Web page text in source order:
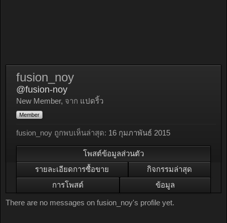
fusion_noy
@fusion-noy
New Member, จาก แปดริ้ว
Member
fusion_noy ถูกพบเห็นล่าสุด: 16 กุมภาพันธ์ 2015
โพสต์ข้อมูลส่วนตัว
รายละเอียดการซื้อขาย
กิจกรรมล่าสุด
การโพสต์
ข้อมูล
There are no messages on fusion_noy's profile yet.